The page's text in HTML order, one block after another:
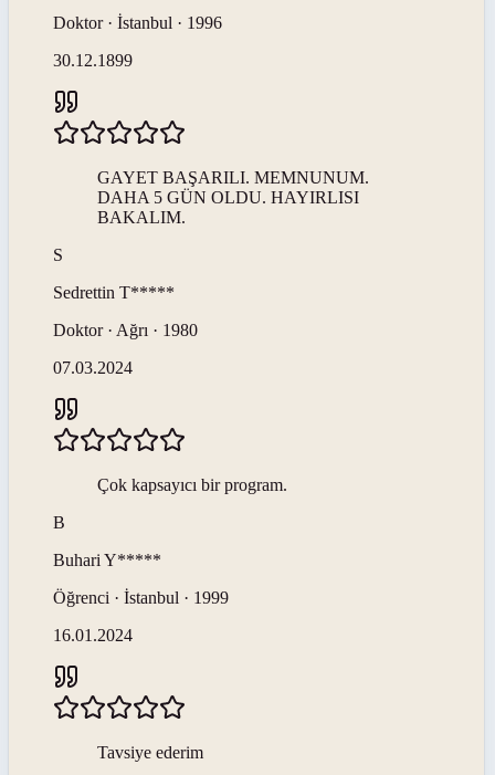
Doktor · İstanbul · 1996
30.12.1899
GAYET BAŞARILI. MEMNUNUM.
DAHA 5 GÜN OLDU. HAYIRLISI
BAKALIM.
S
Sedrettin T*****
Doktor · Ağrı · 1980
07.03.2024
Çok kapsayıcı bir program.
B
Buhari Y*****
Öğrenci · İstanbul · 1999
16.01.2024
Tavsiye ederim